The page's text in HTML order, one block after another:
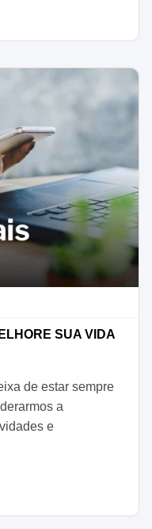
SUA VIDA
de estar sempre
a
e